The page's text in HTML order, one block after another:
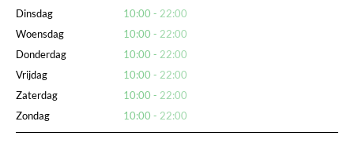
Dinsdag
10:00
22:00
Woensdag
10:00
22:00
Donderdag
10:00
22:00
Vrijdag
10:00
22:00
Zaterdag
10:00
22:00
Zondag
10:00 22:00